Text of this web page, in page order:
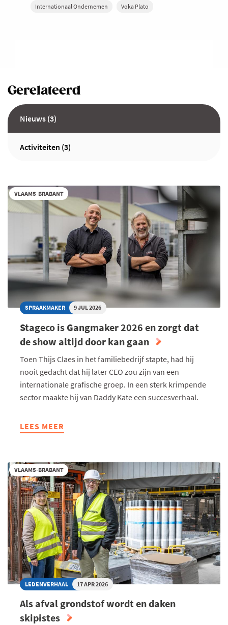
Internationaal Ondernemen Voka Plato
Gerelateerd
Nieuws (3)
Activiteiten (3)
VLAAMS-BRABANT
SPRAAKMAKER 9 JUL 2026
Stageco is Gangmaker 2026 en zorgt dat
de show altijd door kan gaan
Toen Thijs Claes in het familiebedrijf stapte, had hij
nooit gedacht dat hij later CEO zou zijn van een
internationale grafische groep. In een sterk krimpende
sector maakte hij van Daddy Kate een succesverhaal.
LEES MEER
ABOUT
GANGMAKER
2026
EN
ZORGT
DAT
DE
SHOW
ALTIJD
DOOR
KAN
GAAN
VLAAMS-BRABANT
LEDENVERHAAL 17 APR 2026
Als afval grondstof wordt en daken
skipistes